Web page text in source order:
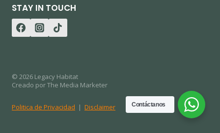
STAY IN TOUCH
© 2026 Legacy Habitat
Creado por The Media Marketer
Politica de Privacidad | Disclaimer Contáctanos